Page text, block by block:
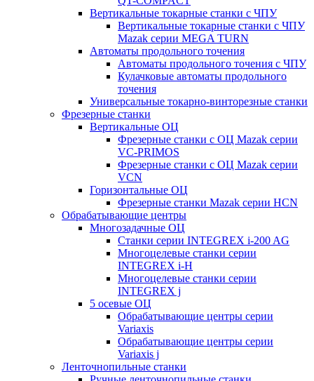
Вертикальные токарные станки с ЧПУ
Вертикальные токарные станки с ЧПУ
Mazak серии MEGA TURN
Автоматы продольного точения
Автоматы продольного точения с ЧПУ
Кулачковые автоматы продольного
точения
Универсальные токарно-винторезные станки
Фрезерные станки
Вертикальные ОЦ
Фрезерные станки с ОЦ Mazak серии
VC-PRIMOS
Фрезерные станки с ОЦ Mazak серии
VCN
Горизонтальные ОЦ
Фрезерные станки Mazak серии HCN
Обрабатывающие центры
Многозадачные ОЦ
Cтанки серии INTEGREX i-200 AG
Многоцелевые станки серии
INTEGREX i-H
Многоцелевые станки серии
INTEGREX j
5 осевые ОЦ
Обрабатывающие центры серии
Variaxis
Обрабатывающие центры серии
Variaxis j
Ленточнопильные станки